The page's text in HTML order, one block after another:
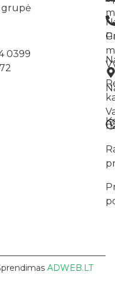
grupė
0399
ADWEB.LT